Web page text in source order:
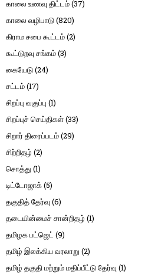
காலை உணவு திட்டம்(37)
காலை வழிபாடு(820)
கிராம சபை கூட்டம்(2)
கூட்டுறவு சங்கம்(3)
கையேடு(24)
சட்டம்(17)
சிறப்பு வகுப்பு (1)
சிறப்புச் செய்திகள்(33)
சிறார் திரைப்படம்(29)
சிற்றிதழ் (2)
சொத்து(1)
டிட்டோஜாக்(5)
தகுதித் தேர்வு (6)
தடையின்மைச் சான்றிதழ் (1)
தமிழக பட்ஜெட் (9)
தமிழ் இலக்கிய வரலாறு (2)
தமிழ் தகுதி மற்றும் மதிப்பீட்டு தேர்வு (1)